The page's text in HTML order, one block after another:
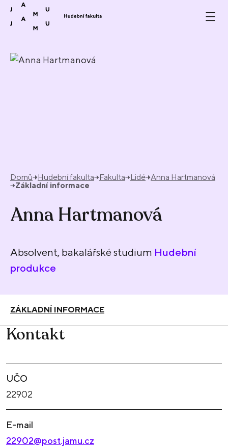
Přeskočit na obsah
Domů Hudební fakulta Fakulta Lidé Anna Hartmanová
Základní informace
Anna Hartmanová
Absolvent, bakalářské studium Hudební
produkce
ZÁKLADNÍ INFORMACE
Kontakt
UČO
22902
E-mail
22902@post.jamu.cz